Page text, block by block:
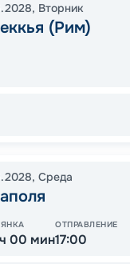
, Вторник
(Рим)
, Среда
00 мин
ОТПРАВЛЕНИЕ
17:00